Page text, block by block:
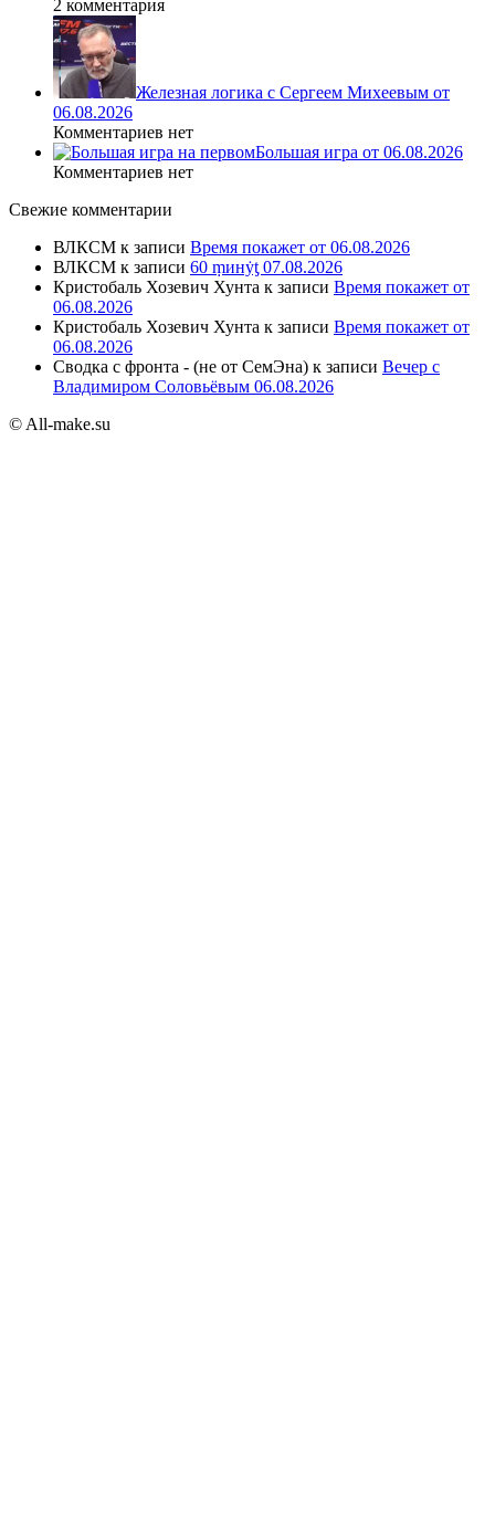
2 комментария
Железная логика с Сергеем Михеевым от
06.08.2026
Комментариев нет
Большая игра от 06.08.2026
Комментариев нет
Свежие комментарии
ВЛКСМ к записи Время покажет от 06.08.2026
ВЛКСМ к записи 60 ṃинẏƫ 07.08.2026
Кристобаль Хозевич Хунта к записи Время покажет от
06.08.2026
Кристобаль Хозевич Хунта к записи Время покажет от
06.08.2026
Сводка с фронта - (не от СемЭна) к записи Вечер с
Владимиром Соловьёвым 06.08.2026
© All-make.su